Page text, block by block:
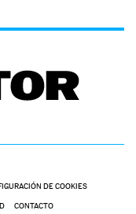
DE COOKIES
CONTACTO